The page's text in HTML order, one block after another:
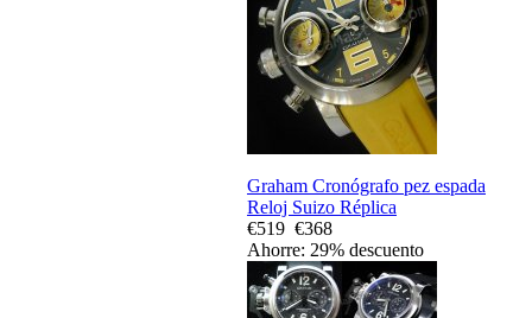
Graham Cronógrafo pez espada
Reloj Suizo Réplica
€519 €368
Ahorre: 29% descuento